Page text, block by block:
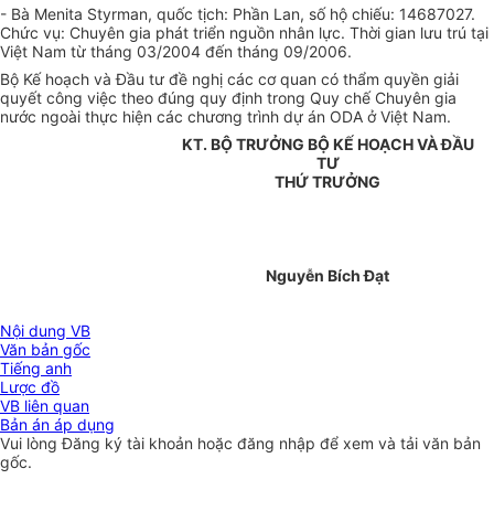
- Bà Menita Styrman, quốc tịch: Phần Lan, số hộ chiếu: 14687027.
Chức vụ: Chuyên gia phát triển nguồn nhân lực. Thời gian lưu trú tại
Việt Nam từ tháng 03/2004 đến tháng 09/2006.
Bộ Kế hoạch và Đầu tư đề nghị các cơ quan có thẩm quyền giải
quyết công việc theo đúng quy định trong Quy chế Chuyên gia
nước ngoài thực hiện các chương trình dự án ODA ở Việt Nam.
KT. BỘ TRƯỞNG BỘ KẾ HOẠCH VÀ ĐẦU
TƯ
THỨ TRƯỞNG
Nguyễn Bích Đạt
Nội dung VB
Văn bản gốc
Tiếng anh
Lược đồ
VB liên quan
Bản án áp dụng
Vui lòngĐăng ký tài khoản hoặc đăng nhập để xem và tải văn bản
gốc.